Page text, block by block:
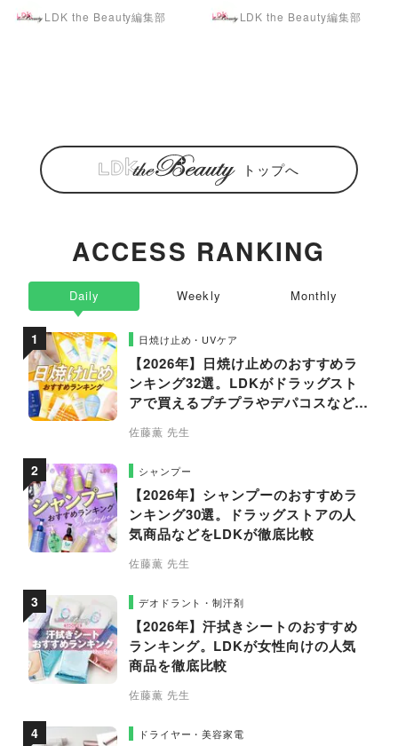
LDK the Beauty編集部 LDK the Beauty編集部
トップへ
ACCESS RANKING
Daily
日焼け止め・UVケア
【2026年】日焼け止めのおすすめラ
ンキング32選。LDKがドラッグスト
アで買えるプチプラやデパコスなどの
佐藤薫 先生
シャンプー
【2026年】シャンプーのおすすめラ
ンキング30選。ドラッグストアの人
気商品などをLDKが徹底比較
佐藤薫 先生
デオドラント・制汗剤
【2026年】汗拭きシートのおすすめ
ランキング。LDKが女性向けの人気
商品を徹底比較
佐藤薫 先生
ドライヤー・美容家電
Weekly Monthly